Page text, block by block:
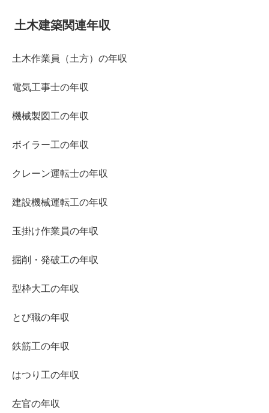
土木建築関連年収
土木作業員（土方）の年収
電気工事士の年収
機械製図工の年収
ボイラー工の年収
クレーン運転士の年収
建設機械運転工の年収
玉掛け作業員の年収
掘削・発破工の年収
型枠大工の年収
とび職の年収
鉄筋工の年収
はつり工の年収
左官の年収